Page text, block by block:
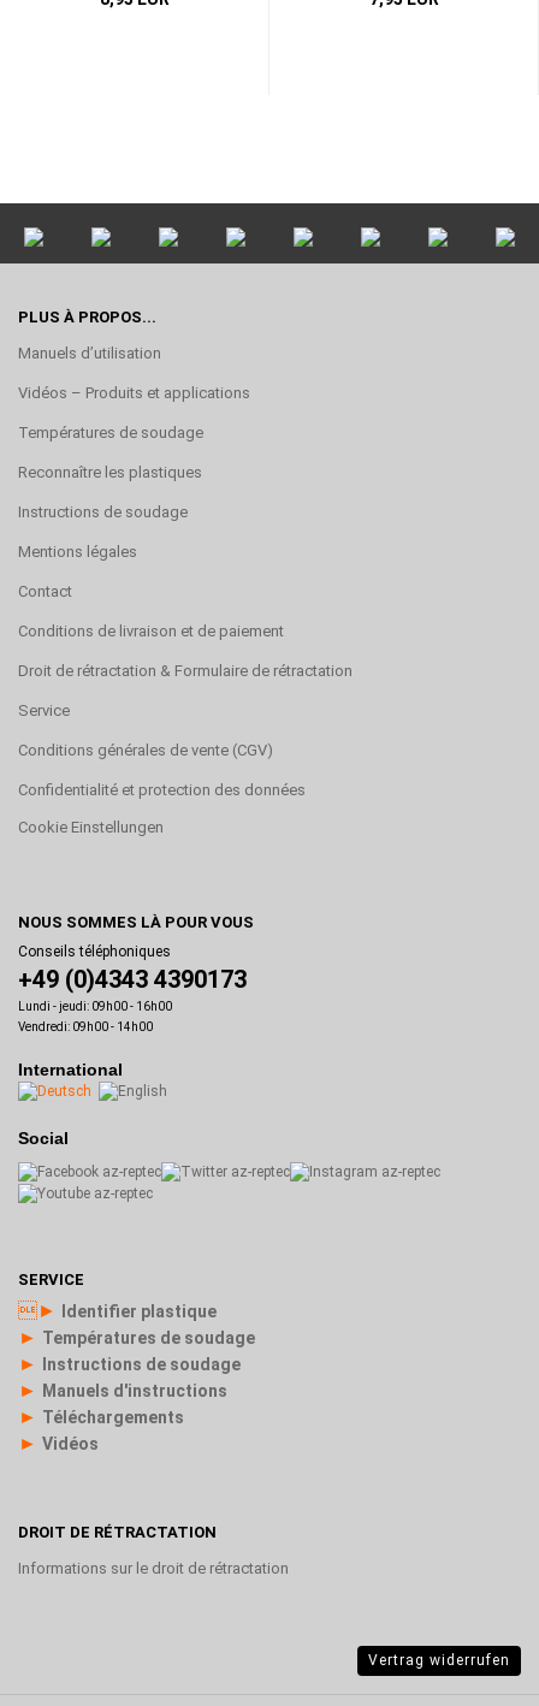
PLUS À PROPOS...
Manuels d’utilisation
Vidéos – Produits et applications
Températures de soudage
Reconnaître les plastiques
Instructions de soudage
Mentions légales
Contact
Conditions de livraison et de paiement
Droit de rétractation & Formulaire de rétractation
Service
Conditions générales de vente (CGV)
Confidentialité et protection des données
Cookie Einstellungen
NOUS SOMMES LÀ POUR VOUS
Conseils téléphoniques
+49 (0)4343 4390173
Lundi - jeudi: 09h00 - 16h00
Vendredi: 09h00 - 14h00
International
Social
SERVICE
► Identifier plastique
► Températures de soudage
► Instructions de soudage
► Manuels d'instructions
► Téléchargements
► Vidéos
DROIT DE RÉTRACTATION
Informations sur le droit de rétractation
Vertrag widerrufen